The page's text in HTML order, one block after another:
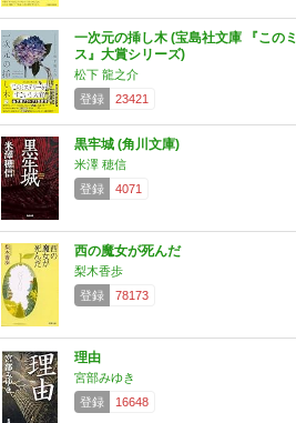
一次元の挿し木 (宝島社文庫 『このミ
ス』大賞シリーズ)
松下 龍之介
登録
23421
黒牢城 (角川文庫)
米澤 穂信
登録
4071
西の魔女が死んだ
梨木香歩
登録
78173
理由
宮部みゆき
登録
16648